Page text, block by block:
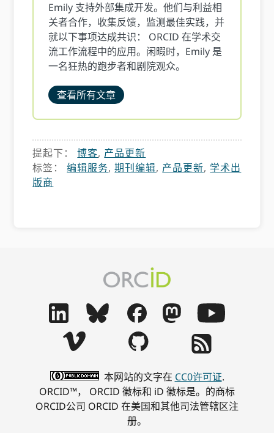
Emily 支持外部集成开发。他们与利益相
关者合作，收集反馈，监测最佳实践，并
就以下事项达成共识： ORCID 在学术交
流工作流程中的应用。闲暇时，Emily 是
一名狂热的跑步者和剧院观众。
查看所有文章
提起下：博客, 产品更新
标签：编辑服务,期刊编辑, 产品更新, 学术出
版商
本网站的文字在 CC0许可证.
ORCID™， ORCID 徽标和 iD 徽标是。的商标
ORCID公司 ORCID 在美国和其他司法管辖区注
册。